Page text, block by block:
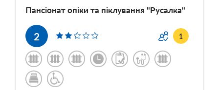
Пансіонат опіки та піклування "Русалка"
2 1